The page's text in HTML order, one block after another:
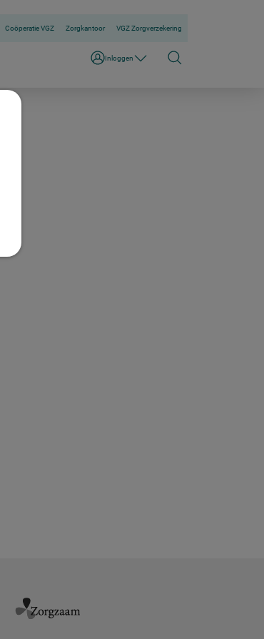
Coöperatie VGZ Zorgkantoor VGZ Zorgverzekering
Inloggen